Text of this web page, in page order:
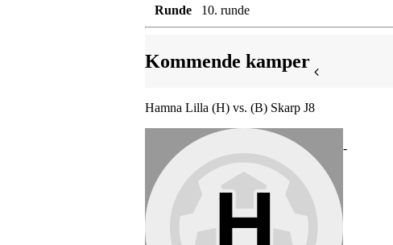
Runde
10. runde
Kommende kamper
Hamna Lilla (H) vs. (B) Skarp J8
-